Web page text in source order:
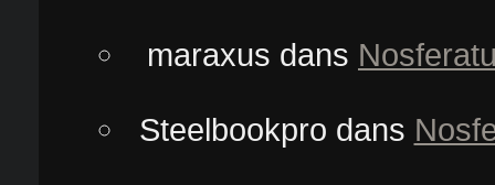
maraxus dans
Steelbookpro dans